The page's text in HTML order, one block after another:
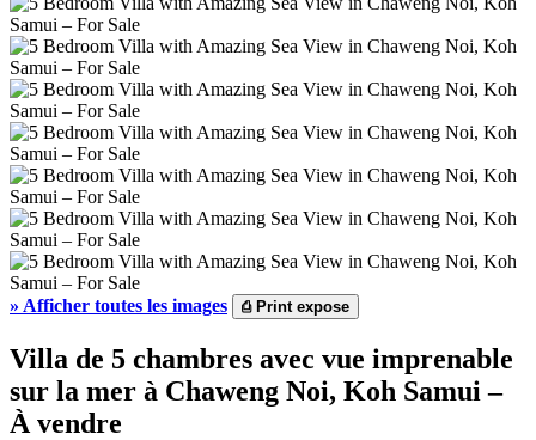
» Afficher toutes les images ⎙Print expose
Villa de 5 chambres avec vue imprenable
sur la mer à Chaweng Noi, Koh Samui –
À vendre